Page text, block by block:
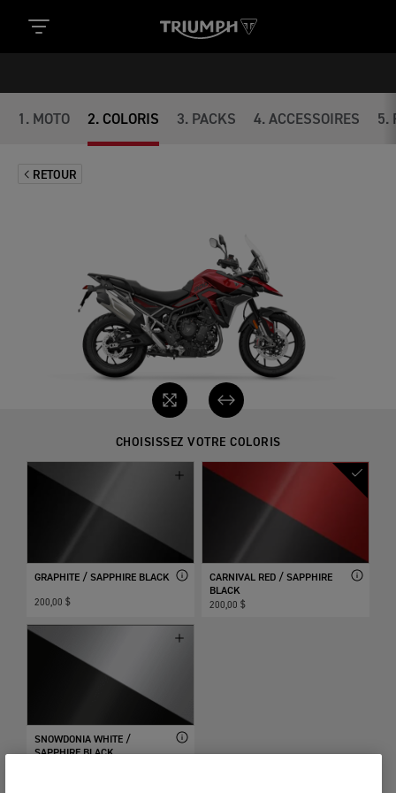
1 . MOTO 2. COLORIS 3. PACKS 4. ACCESSOIRES 5.
RETOUR
CHOISISSEZ VOTRE COLORIS
GRAPHITE / SAPPHIRE BLACK
200,00 $
CARNIVAL RED / SAPPHIRE
BLACK
200,00 $
SNOWDONIA WHITE /
SAPPHIRE BLACK...